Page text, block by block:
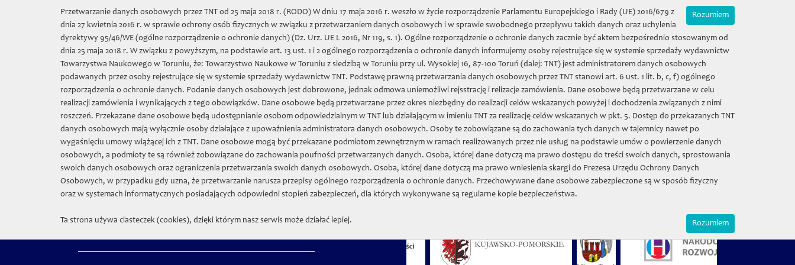
Online-Shop
Die Sprache: Mój koszyk | (0) 0 zł
Towarzystwo Naukowe w Toruniu
Über uns Online-Shop Forschung und Projekte Zapiski Historyczne Bestände [Gallery] [Contact]
» Bestände
Nachlass Konrad Górski
Museumssammlung und weitere Archive Bestände
Towarzystwo Naukowe w Toruniu
Rozumiem
Przetwarzanie danych osobowych przez TNT od 25 maja 2018 r. (RODO) W dniu 17 maja 2016 r. weszło w życie rozporządzenie Parlamentu Europejskiego i Rady (UE) 2016/679 z
dnia 27 kwietnia 2016 r. w sprawie ochrony osób fizycznych w związku z przetwarzaniem danych osobowych i w sprawie swobodnego przepływu takich danych oraz uchylenia
dyrektywy 95/46/WE (ogólne rozporządzenie o ochronie danych) (Dz. Urz. UE L 2016, Nr 119, s. 1). Ogólne rozporządzenie o ochronie danych zacznie być aktem bezpośrednio stosowanym od
dnia 25 maja 2018 r. W związku z powyższym, na podstawie art. 13 ust. 1 i 2 ogólnego rozporządzenia o ochronie danych informujemy osoby rejestrujące się w systemie sprzedaży wydawnictw
Towarzystwa Naukowego w Toruniu, że: Towarzystwo Naukowe w Toruniu z siedzibą w Toruniu przy ul. Wysokiej 16, 87-100 Toruń (dalej: TNT) jest administratorem danych osobowych
podawanych przez osoby rejestrujące się w systemie sprzedaży wydawnictw TNT. Podstawę prawną przetwarzania danych osobowych przez TNT stanowi art. 6 ust. 1 lit. b, c, f) ogólnego
rozporządzenia o ochronie danych. Podanie danych osobowych jest dobrowone, jednak odmowa uniemożliwi rejsstrację i relizacje zamówienia. Dane osobowe będą przetwarzane w celu
realizacji zamówienia i wynikających z tego obowiązków. Dane osobowe będą przetwarzane przez okres niezbędny do realizacji celów wskazanych powyżej i dochodzenia związanych z nimi
roszczeń. Przekazane dane osobowe będą udostępnianie osobom odpowiedzialnym w TNT lub działającym w imieniu TNT za realizację celów wskazanych w pkt. 5. Dostęp do przekazanych TNT
danych osobowych mają wyłącznie osoby działające z upoważnienia administratora danych osobowych. Osoby te zobowiązane są do zachowania tych danych w tajemnicy nawet po
wygaśnięciu umowy wiążącej ich z TNT. Dane osobowe mogą być przekazane podmiotom zewnętrznym w ramach realizowanych przez nie usług na podstawie umów o powierzenie danych
osobowych, a podmioty te są również zobowiązane do zachowania poufności przetwarzanych danych. Osoba, której dane dotyczą ma prawo dostępu do treści swoich danych, sprostowania
swoich danych osobowych oraz ograniczenia przetwarzania swoich danych osobowych. Osoba, której dane dotyczą ma prawo wniesienia skargi do Prezesa Urzędu Ochrony Danych
Osobowych, w przypadku gdy uzna, że przetwarzanie narusza przepisy ogólnego rozporządzenia o ochronie danych. Przechowywane dane osobowe zabezpieczone są w sposób fizyczny
oraz w systemach informatycznych posiadających odpowiedni stopień zabezpieczeń, dla których wykonywane są regularne kopie bezpieczeństwa.
Ta strona używa ciasteczek (cookies), dzięki którym nasz serwis może działać lepiej. Rozumiem